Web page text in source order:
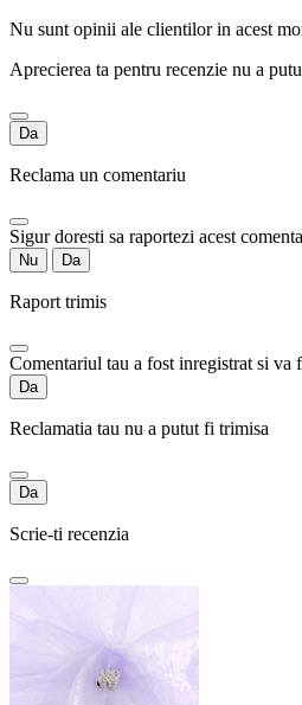
Nu sunt opinii ale clientilor in acest
Aprecierea ta pentru recenzie nu a
Da
Reclama un comentariu
Sigur doresti sa raportezi acest
Nu Da
Raport trimis
Comentariul tau a fost inregistrat si va
Da
Reclamatia tau nu a putut fi trimisa
Da
Scrie-ti recenzia